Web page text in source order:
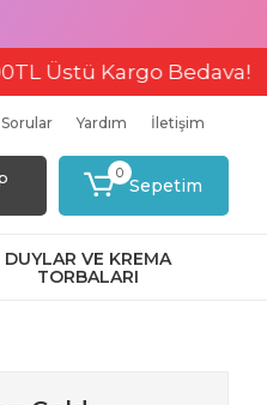
Kargo Bedava!
Sorular Yardım İletişim
0
Sepetim
DUYLAR VE KREMA
TORBALARI